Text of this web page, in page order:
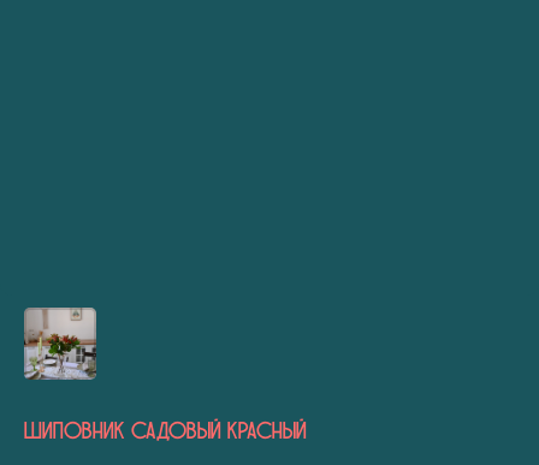
Шиповник садовый красный